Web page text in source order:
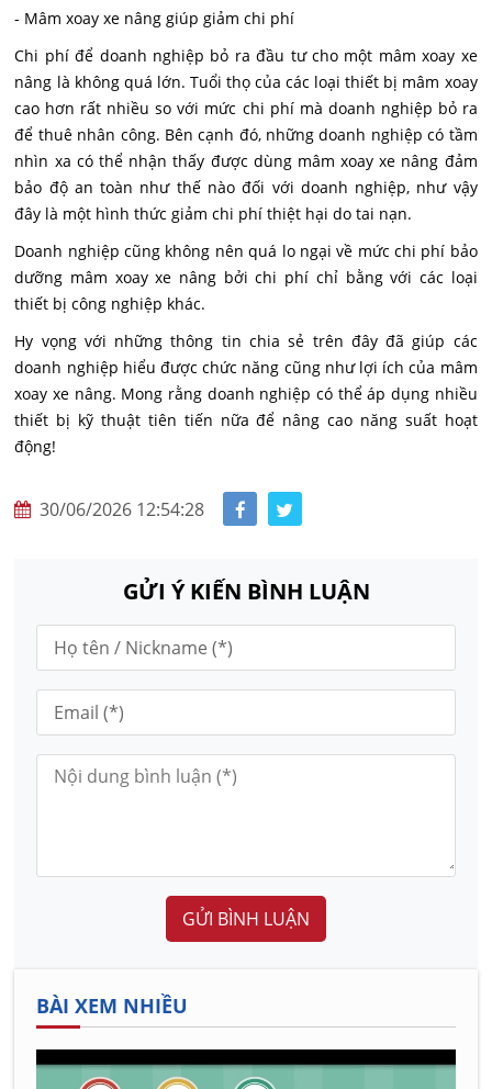
- Mâm xoay xe nâng giúp giảm chi phí
Chi phí để doanh nghiệp bỏ ra đầu tư cho một mâm xoay xe
nâng là không quá lớn. Tuổi thọ của các loại thiết bị mâm xoay
cao hơn rất nhiều so với mức chi phí mà doanh nghiệp bỏ ra
để thuê nhân công. Bên cạnh đó, những doanh nghiệp có tầm
nhìn xa có thể nhận thấy được dùng mâm xoay xe nâng đảm
bảo độ an toàn như thế nào đối với doanh nghiệp, như vậy
đây là một hình thức giảm chi phí thiệt hại do tai nạn.
Doanh nghiệp cũng không nên quá lo ngại về mức chi phí bảo
dưỡng mâm xoay xe nâng bởi chi phí chỉ bằng với các loại
thiết bị công nghiệp khác.
Hy vọng với những thông tin chia sẻ trên đây đã giúp các
doanh nghiệp hiểu được chức năng cũng như lợi ích của mâm
xoay xe nâng. Mong rằng doanh nghiệp có thể áp dụng nhiều
thiết bị kỹ thuật tiên tiến nữa để nâng cao năng suất hoạt
động!
30/06/2026 12:54:28
GỬI Ý KIẾN BÌNH LUẬN
GỬI BÌNH LUẬN
BÀI XEM NHIỀU